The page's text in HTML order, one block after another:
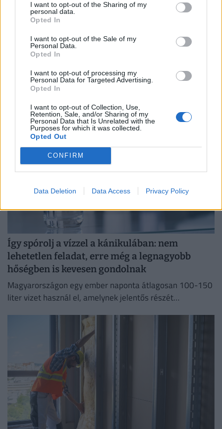
I want to opt-out of the Sharing of my
personal data.
Opted In
I want to opt-out of the Sale of my
Personal Data.
Opted In
I want to opt-out of processing my
Personal Data for Targeted Advertising.
Opted In
I want to opt-out of Collection, Use,
Retention, Sale, and/or Sharing of my
Personal Data that Is Unrelated with the
Purposes for which it was collected.
Opted Out
CONFIRM
Data Deletion Data Access Privacy Policy
Megbízhatóan működnek a kánikulában is?
Teszten a Samsung, LG, Bosch, Beko, Whirlpool
hűtőszekrényei
Így spórolj a vízzel a kánikulában: nem
lehetetlen feladat, erre még a legnagyobb
hőségben is kevesen gondolnak
Magyarországon egy ember naponta átlagosan 100-150
liter vizet használ el, amelynek jelentős részét